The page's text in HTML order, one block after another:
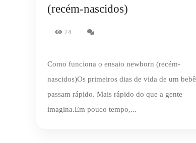
(recém-nascidos)
74
Como funciona o ensaio newborn (recém-
nascidos)Os primeiros dias de vida de um bebê
passam rápido. Mais rápido do que a gente
imagina.Em pouco tempo,...